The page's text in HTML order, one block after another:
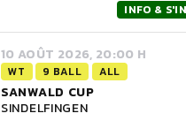
INFO &
10 AOÛT 2026, 20:00 H
WT 9 BALL ALL
SANWALD CUP
SINDELFINGEN